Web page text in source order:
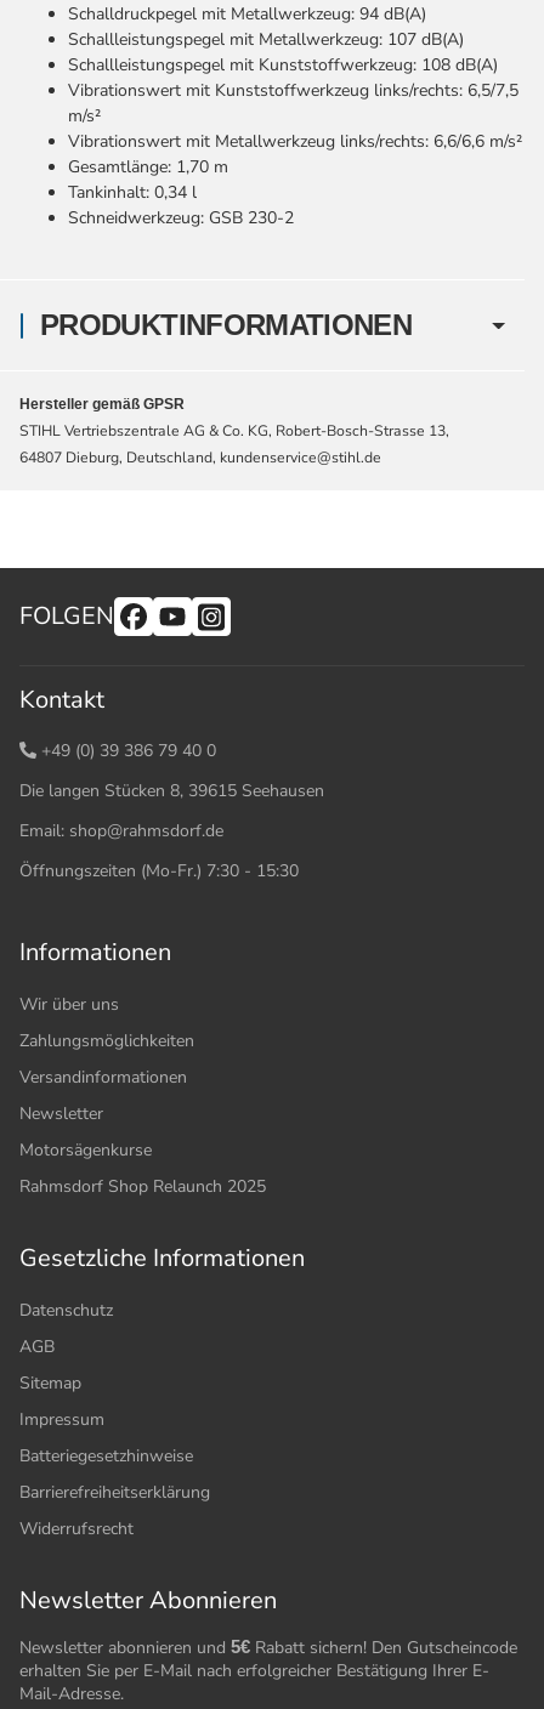
PRODUKTINFORMATIONEN
Schalldruckpegel mit Metallwerkzeug: 94 dB(A)
Schallleistungspegel mit Metallwerkzeug: 107 dB(A)
Schallleistungspegel mit Kunststoffwerkzeug: 108 dB(A)
Vibrationswert mit Kunststoffwerkzeug links/rechts: 6,5/7,5
m/s²
Vibrationswert mit Metallwerkzeug links/rechts: 6,6/6,6 m/s²
Gesamtlänge: 1,70 m
Tankinhalt: 0,34 l
Schneidwerkzeug: GSB 230-2
Hersteller gemäß GPSR
STIHL Vertriebszentrale AG & Co. KG, Robert-Bosch-Strasse 13,
64807 Dieburg, Deutschland, kundenservice@stihl.de
FOLGEN
Kontakt
+49 (0) 39 386 79 40 0
Die langen Stücken 8, 39615 Seehausen
Email: shop@rahmsdorf.de
Öffnungszeiten (Mo-Fr.) 7:30 - 15:30
Informationen
Wir über uns
Zahlungsmöglichkeiten
Versandinformationen
Newsletter
Motorsägenkurse
Rahmsdorf Shop Relaunch 2025
Gesetzliche Informationen
Datenschutz
AGB
Sitemap
Impressum
Batteriegesetzhinweise
Barrierefreiheitserklärung
Widerrufsrecht
Newsletter Abonnieren
Newsletter abonnieren und 5€ Rabatt sichern! Den Gutscheincode
erhalten Sie per E-Mail nach erfolgreicher Bestätigung Ihrer E-
Mail-Adresse.